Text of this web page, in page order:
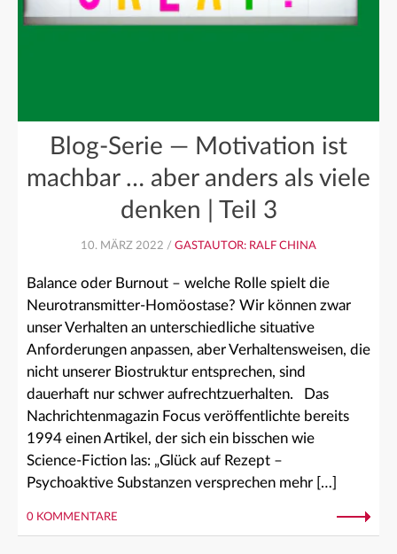
Blog-Serie — Motivation ist
machbar … aber anders als viele
denken | Teil 3
10. MÄRZ 2022 / GASTAUTOR: RALF CHINA
Balance oder Burnout – welche Rolle spielt die
Neurotransmitter-Homöostase? Wir können zwar
unser Verhalten an unterschiedliche situative
Anforderungen anpassen, aber Verhaltensweisen, die
nicht unserer Biostruktur entsprechen, sind
dauerhaft nur schwer aufrechtzuerhalten. Das
Nachrichtenmagazin Focus veröffentlichte bereits
1994 einen Artikel, der sich ein bisschen wie
Science-Fiction las: „Glück auf Rezept –
Psychoaktive Substanzen versprechen mehr […]
0 KOMMENTARE